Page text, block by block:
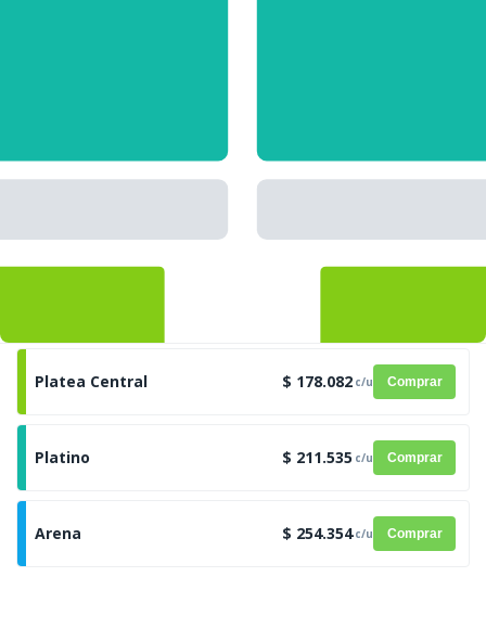
Platea Central $ 178.082 c/u Comprar
Platino $ 211.535 c/u Comprar
Arena $ 254.354 c/u Comprar